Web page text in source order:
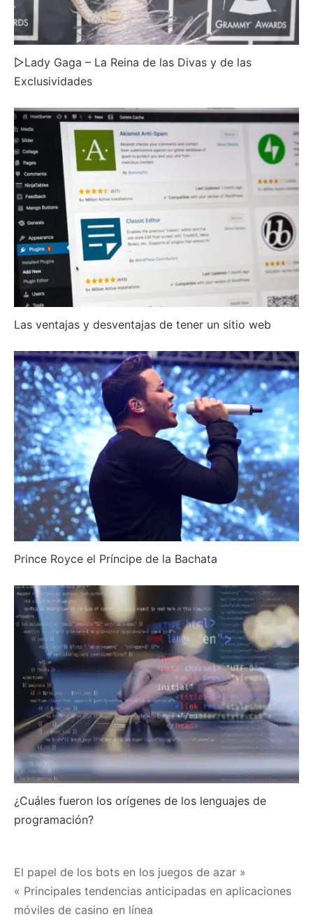
▷Lady Gaga – La Reina de las Divas y de las
Exclusividades
Las ventajas y desventajas de tener un sitio web
Prince Royce el Príncipe de la Bachata
¿Cuáles fueron los orígenes de los lenguajes de
programación?
Navegación
de
El papel de los bots en los juegos de azar »
« Principales tendencias anticipadas en aplicaciones
móviles de casino en línea